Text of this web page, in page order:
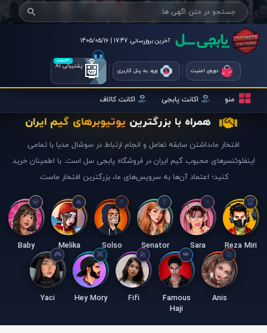
آخرین بروزرسانی: 17:47 | 1405/05/16
دوره‌ی امنیت ورود به پنل کاربری
۲۴ساعته 🤖 پشتیبانی AI
منو اکانت پابجی اکانت کالاف
همراه با بزرگترین یوتیوبرهای گیم ایران
افتخار ما،داشتن سابقه تعامل و انجام ارتباط در سوشال مدیا با تمامی
اینفلوئنسرهای محبوب گیم ایران در فروشگاه پابجی سل است. با اطمینان خرید
کنید؛ اعتماد آن‌ها به سرویس‌های ما، بزرگترین افتخار ماست.
Reza Miri
Sara
Senator
Solso
Melika
Baby
Anis
Famous
Haji
Fifi
Hey Mory
Yaci